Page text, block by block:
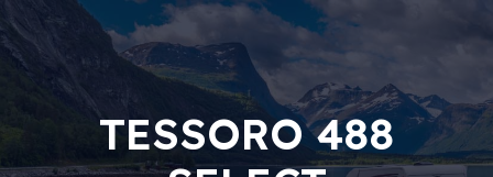
TESSORO 488